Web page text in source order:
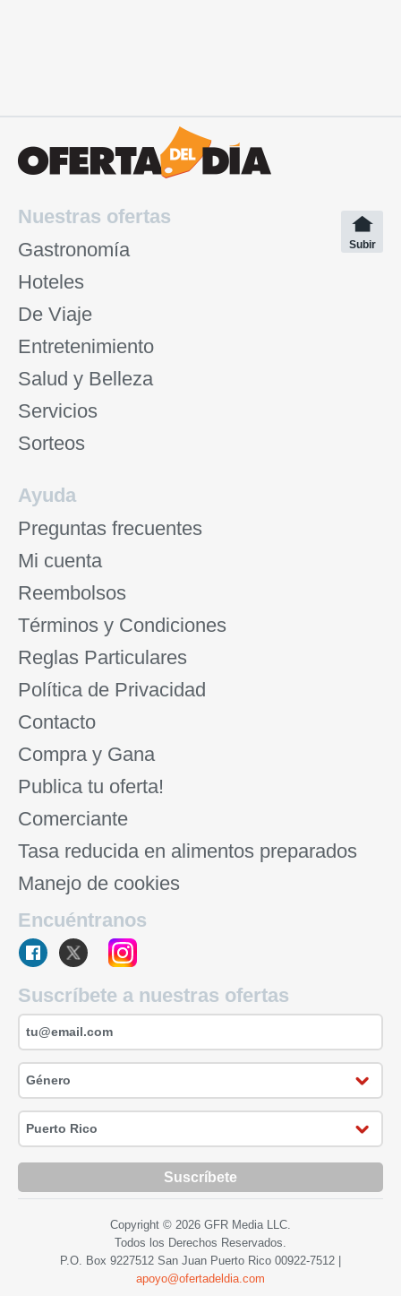
Nuestras ofertas
Gastronomía
Hoteles
De Viaje
Entretenimiento
Salud y Belleza
Servicios
Sorteos
Subir
Ayuda
Preguntas frecuentes
Mi cuenta
Reembolsos
Términos y Condiciones
Reglas Particulares
Política de Privacidad
Contacto
Compra y Gana
Publica tu oferta!
Comerciante
Tasa reducida en alimentos preparados
Manejo de cookies
Encuéntranos
Suscríbete a nuestras ofertas
Suscríbete
Copyright © 2026 GFR Media LLC.
Todos los Derechos Reservados.
P.O. Box 9227512 San Juan Puerto Rico 00922-7512 |
apoyo@ofertadeldia.com